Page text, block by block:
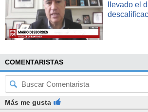
llevado el
COMENTARISTAS
Más me gusta